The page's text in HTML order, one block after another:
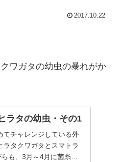
2017.10.22
ワガタの幼虫の暴れがか
ラタの幼虫・その1
てチャレンジしている外
ラタクワガタとスマトラ
も、3月～4月に菌糸ビ